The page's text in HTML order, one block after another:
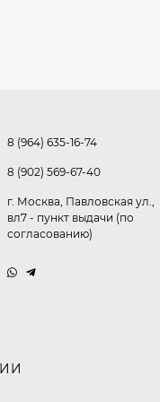
8 (964) 635-16-74
8 (902) 569-67-40
г. Москва, Павловская ул.,
вл7 - пункт выдачи (по
согласованию)